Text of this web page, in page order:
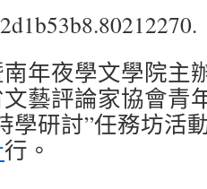
南年夜學文學院主
藝評論家協會青
學研討”任務坊活
行。